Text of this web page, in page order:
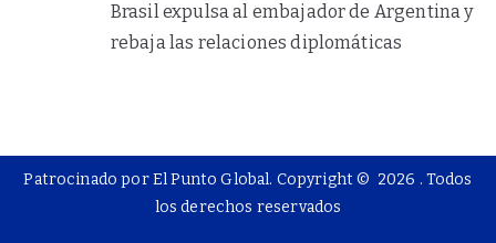
Brasil expulsa al embajador de Argentina y
rebaja las relaciones diplomáticas
Patrocinado por El Punto Global. Copyright © 2026 . Todos
los derechos reservados